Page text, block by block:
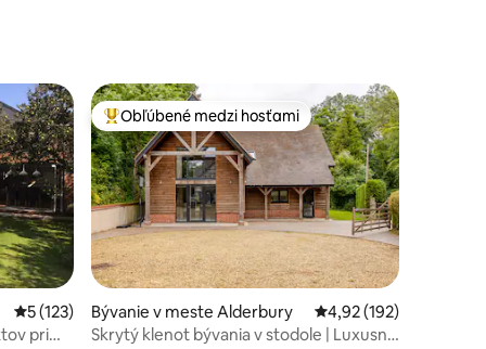
292
Priemerné ohodnotenie 5 z 5, počet hodnotení: 123
5 (123)
pri
Najobľúbenejšie medzi hosťami
Obľúbené medzi hosťami
Bývanie v meste Alderbury Priemerné
4,92 (192)
Skrytý klenot bývania v stodole | Luxusné